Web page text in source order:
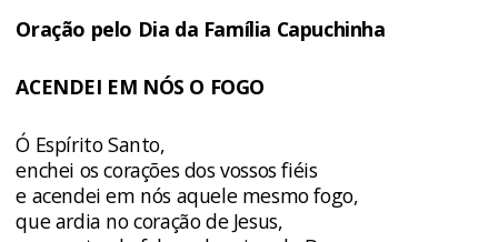
Oração pelo Dia da Família Capuchinha
ACENDEI EM NÓS O FOGO
Ó Espírito Santo,
enchei os corações dos vossos fiéis
e acendei em nós aquele mesmo fogo,
que ardia no coração de Jesus,